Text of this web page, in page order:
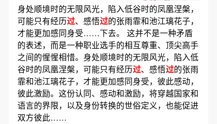
身处顺境时的无限风光，陷入低谷时的凤凰涅槃，
可能只有经历过、感悟过的张雨霏和池江璃花子，
才能更加感同身受……下去。 这并不是一种矛盾
的表述，而是一种职业选手的相互尊重、顶尖高手
之间的惺惺相惜。身处顺境时的无限风光，陷入低
谷时的凤凰涅槃，可能只有经历过、感悟过的张雨
霏和池江璃花子，才能更加感同身受，彼此感动，
彼此激励。这份认同、感动和激励，将穿越国家和
语言的界限，以及身份转换的世俗定义，也能促进
双方彼此……